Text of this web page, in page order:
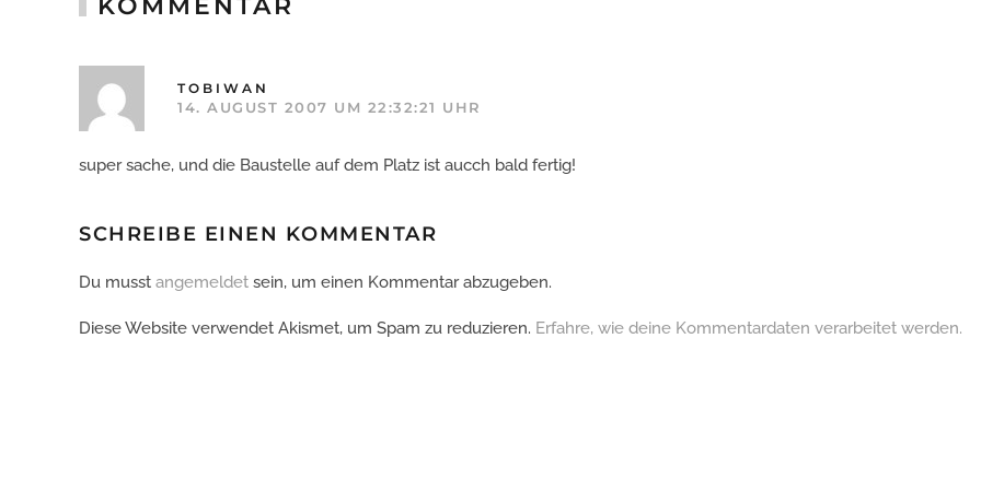
KOMMENTAR
TOBIWAN
14. AUGUST 2007 UM 22:32:21 UHR
super sache, und die Baustelle auf dem Platz ist aucch bald fertig!
SCHREIBE EINEN KOMMENTAR
Du musst angemeldet sein, um einen Kommentar abzugeben.
Diese Website verwendet Akismet, um Spam zu reduzieren. Erfahre, wie deine Kommentardaten verarbeitet werden.